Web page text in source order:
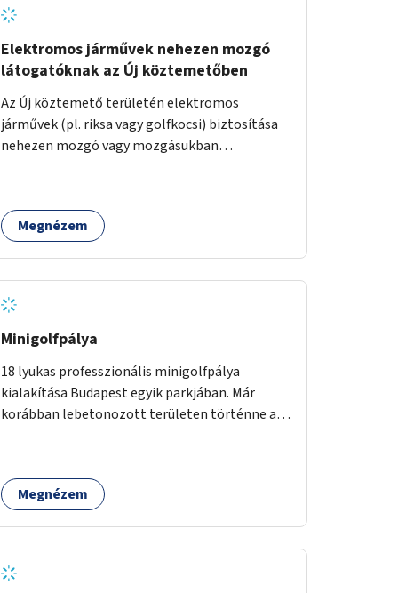
Elektromos járművek nehezen mozgó
látogatóknak az Új köztemetőben
Az Új köztemető területén elektromos
járművek (pl. riksa vagy golfkocsi) biztosítása
nehezen mozgó vagy mozgásukban
közlekednének.
Megnézem
Minigolfpálya
18 lyukas professzionális minigolfpálya
kialakítása Budapest egyik parkjában. Már
korábban lebetonozott területen történne a
Megnézem